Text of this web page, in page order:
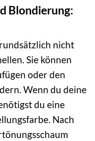
Blondierung:
nicht
Sie können
oder den
Wenn du deine
du eine
Nach